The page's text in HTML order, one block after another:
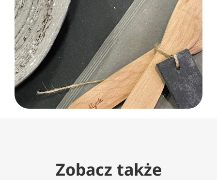
Zobacz także